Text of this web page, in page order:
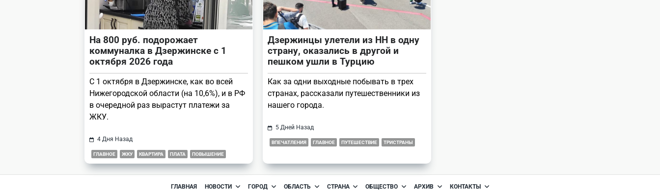
На 800 руб. подорожает
коммуналка в Дзержинске с 1
октября 2026 года
С 1 октября в Дзержинске, как во всей
Нижегородской области (на 10,6%), и в РФ
в очередной раз вырастут платежи за
ЖКУ.
4 Дня Назад
ГЛАВНОЕ ЖКУ КВАРТИРА ПЛАТА ПОВЫШЕНИЕ
Дзержинцы улетели из НН в одну
страну, оказались в другой и
пешком ушли в Турцию
Как за одни выходные побывать в трех
странах, рассказали путешественники из
нашего города.
5 Дней Назад
ВПЕЧАТЛЕНИЯ ГЛАВНОЕ ПУТЕШЕСТВИЕ ТРИСТРАНЫ
ГЛАВНАЯ НОВОСТИ ГОРОД ОБЛАСТЬ СТРАНА ОБЩЕСТВО АРХИВ КОНТАКТЫ